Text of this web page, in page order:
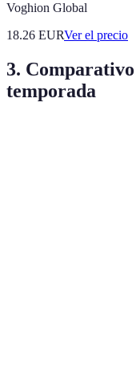
Voghion Global
18.26 EURVer el precio
3. Comparativo
temporada